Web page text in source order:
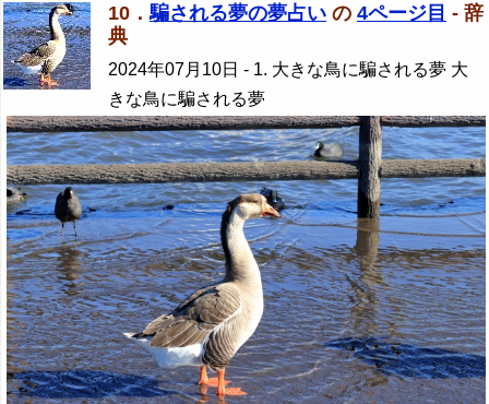
10．騙される夢の夢占い の 4ページ目 - 辞
典
2024年07月10日 - 1. 大きな鳥に騙される夢 大
きな鳥に騙される夢